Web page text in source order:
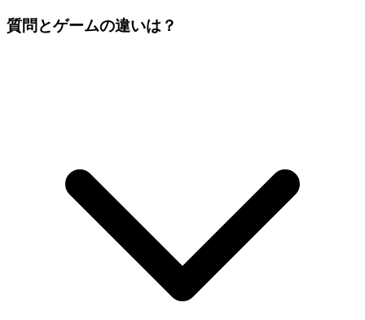
質問とゲームの違いは？